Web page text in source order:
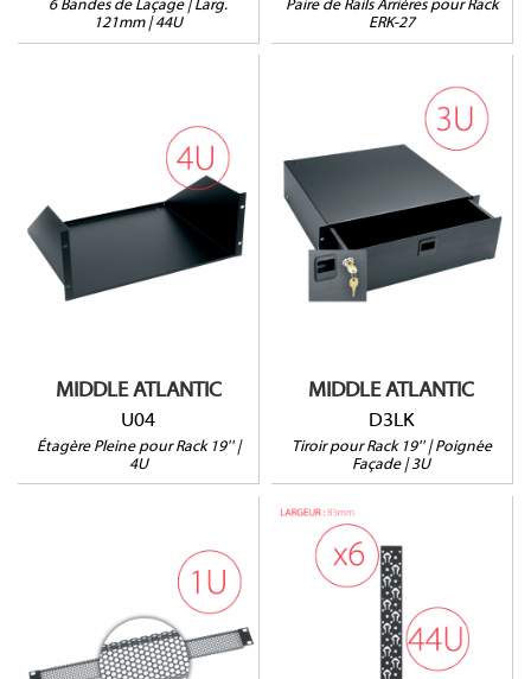
6 Bandes de Laçage | Larg.
121mm | 44U
Paire de Rails Arrières pour Rack
ERK-27
MIDDLE ATLANTIC
U04
Étagère Pleine pour Rack 19'' |
4U
HxLxP : 178 x 483 x
394mm
MIDDLE ATLANTIC
D3LK
Tiroir pour Rack 19'' | Poignée
Façade | 3U
Serrure incluse
HxLxP : 133 x 483 x
395mm
VT1 LACE-44-OP